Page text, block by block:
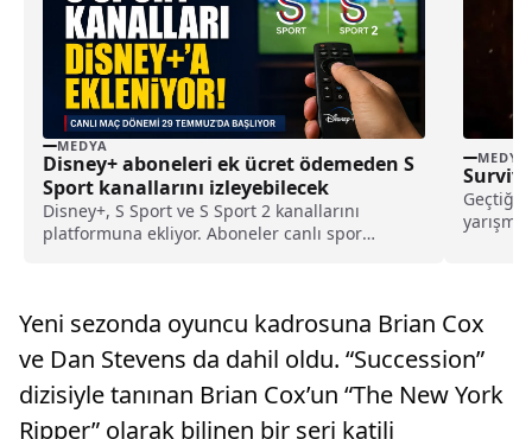
MEDYA
Disney+ aboneleri ek ücret ödemeden S
Sport kanallarını izleyebilecek
Disney+, S Sport ve S Sport 2 kanallarını
platformuna ekliyor. Aboneler canlı spor
MEDYA
Yeni sezonda oyuncu kadrosuna Brian Cox
ve Dan Stevens da dahil oldu. “Succession”
dizisiyle tanınan Brian Cox’un “The New York
Ripper” olarak bilinen bir seri katili